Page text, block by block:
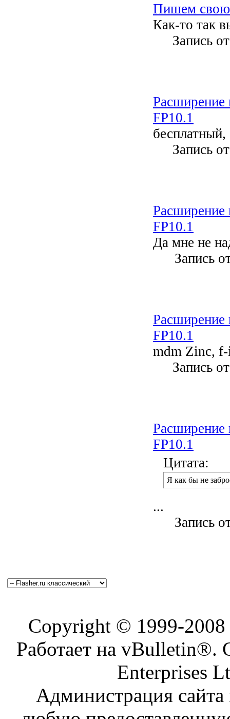
Пишем свою
Как-то так
Запись
Расширение
FP10.1
Запись
Расширение
FP10.1
Да мне не
Запись
Расширение
FP10.1
mdm Zinc,
Запись
Расширение
FP10.1
Цитата:
Я как бы не
...
Запись
Copyright © 1999-2008
Работает на vBulletin®.
Enterprises
Администрация сайта